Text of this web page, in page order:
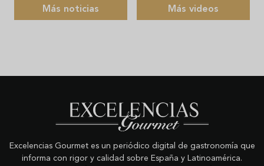
Más noticias Más videos
Excelencias Gourmet es un periódico digital de gastronomía que
informa con rigor y calidad sobre España y Latinoamérica.